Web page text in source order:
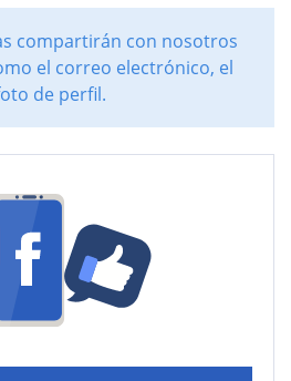
compartirán con nosotros
el correo electrónico, el
de perfil.